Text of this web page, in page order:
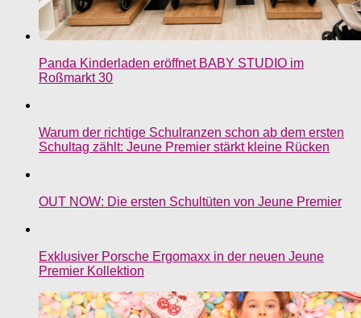
Panda Kinderladen eröffnet BABY STUDIO im
Roßmarkt 30
Warum der richtige Schulranzen schon ab dem ersten
Schultag zählt: Jeune Premier stärkt kleine Rücken
OUT NOW: Die ersten Schultüten von Jeune Premier
Exklusiver Porsche Ergomaxx in der neuen Jeune
Premier Kollektion